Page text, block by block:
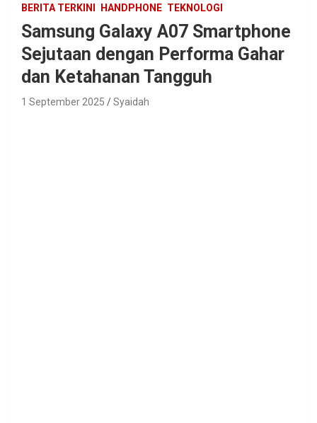
BERITA TERKINI HANDPHONE TEKNOLOGI
Samsung Galaxy A07 Smartphone
Sejutaan dengan Performa Gahar
dan Ketahanan Tangguh
1 September 2025 Syaidah